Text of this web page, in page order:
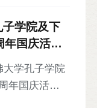
学院及下
年国庆活动
大学孔子学院
年国庆活